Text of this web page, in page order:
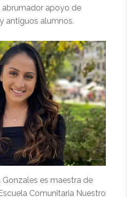
apoyo de
antiguos alumnos.
Gonzales es maestra de
Comunitaria Nuestro